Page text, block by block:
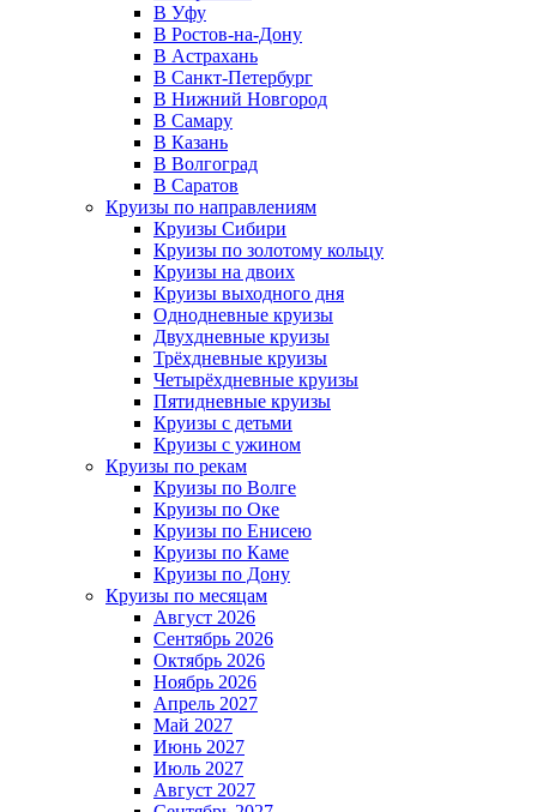
В Уфу
В Ростов-на-Дону
В Астрахань
В Санкт-Петербург
В Нижний Новгород
В Самару
В Казань
В Волгоград
В Саратов
Круизы по направлениям
Круизы Сибири
Круизы по золотому кольцу
Круизы на двоих
Круизы выходного дня
Однодневные круизы
Двухдневные круизы
Трёхдневные круизы
Четырёхдневные круизы
Пятидневные круизы
Круизы с детьми
Круизы с ужином
Круизы по рекам
Круизы по Волге
Круизы по Оке
Круизы по Енисею
Круизы по Каме
Круизы по Дону
Круизы по месяцам
Август 2026
Сентябрь 2026
Октябрь 2026
Ноябрь 2026
Апрель 2027
Май 2027
Июнь 2027
Июль 2027
Август 2027